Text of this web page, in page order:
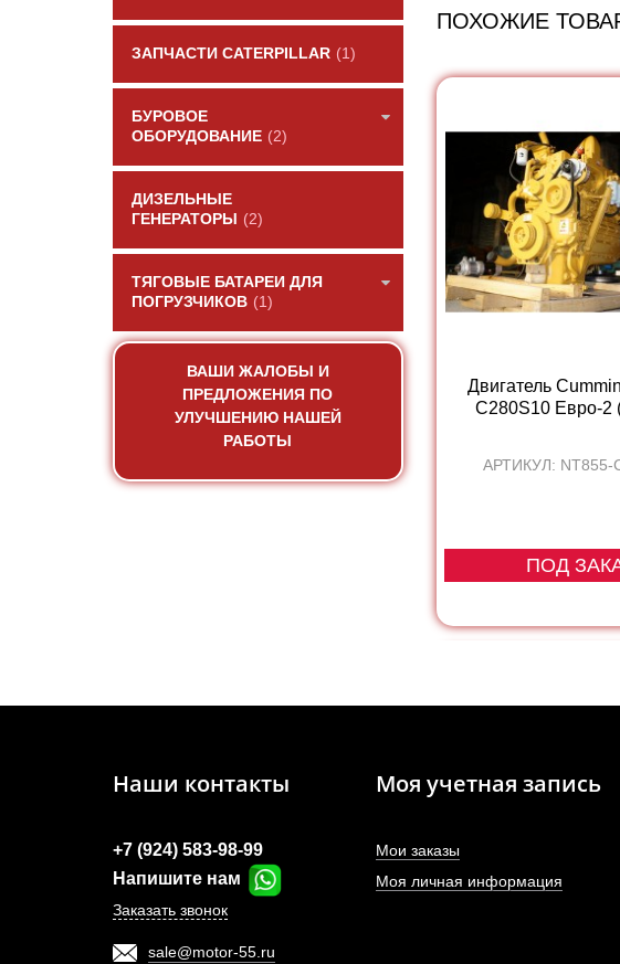
ЗАПЧАСТИ CATERPILLAR (1)
БУРОВОЕ
ОБОРУДОВАНИЕ (2)
ДИЗЕЛЬНЫЕ
ГЕНЕРАТОРЫ
(2)
ТЯГОВЫЕ БАТАРЕИ ДЛЯ
ПОГРУЗЧИКОВ (1)
ВАШИ ЖАЛОБЫ И
ПРЕДЛОЖЕНИЯ ПО
УЛУЧШЕНИЮ НАШЕЙ
РАБОТЫ
ПОХОЖИЕ
Двигатель
C280S10 Евро-2
АРТИКУЛ: NT855-
ПОД
Распредвал
Наши контакты
+7 (924) 583-98-99
Напишите нам
Заказать звонок
sale@motor-55.ru
Моя учетная запись
Мои заказы
Моя личная информация